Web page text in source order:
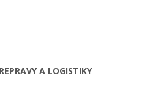
A LOGISTIKY